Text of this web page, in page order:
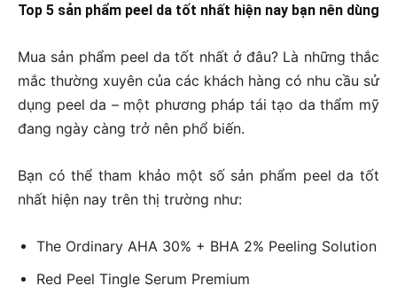
Top 5 sản phẩm peel da tốt nhất hiện nay bạn nên dùng
Mua sản phẩm peel da tốt nhất ở đâu? Là những thắc
mắc thường xuyên của các khách hàng có nhu cầu sử
dụng peel da – một phương pháp tái tạo da thẩm mỹ
đang ngày càng trở nên phổ biến.
Bạn có thể tham khảo một số sản phẩm peel da tốt
nhất hiện nay trên thị trường như:
The Ordinary AHA 30% + BHA 2% Peeling Solution
Red Peel Tingle Serum Premium